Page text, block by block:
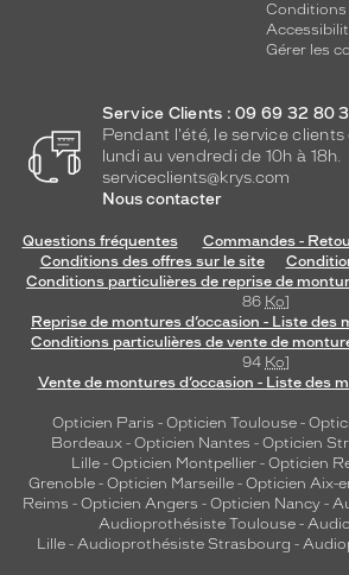
Conditions
Gérer les
Service Clients : 09 69 32 80
Pendant l'été, le service
lundi au vendredi de 10h à 18h.
serviceclients@krys.com
Nous contacter
Questions fréquentes
Commandes -
Conditions des offres sur le site
Conditions particulières de reprise de
86 Ko]
Reprise de montures d’occasion - Liste
Conditions particulières de vente de
94 Ko]
Vente de montures d’occasion - Liste des
Opticien Paris - Opticien Toulouse-
Bordeaux- Opticien Nantes - Opticien
Lille - Opticien Montpellier - Opticien
Grenoble - Opticien Marseille - Opticien Aix-
Reims - Opticien Angers - Opticien Nancy -
Audioprothésiste Toulouse-
Lille- Audioprothésiste Strasbourg -